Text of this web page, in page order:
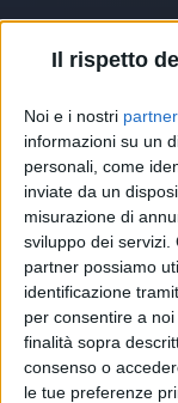
Il rispetto
Noi e i nostri partner
informazioni su un
personali, come
inviate da un
misurazione di
sviluppo dei servizi.
partner possiamo
identificazione
per consentire a
finalità sopra
consenso o
le tue preferenze
Altri ospiti